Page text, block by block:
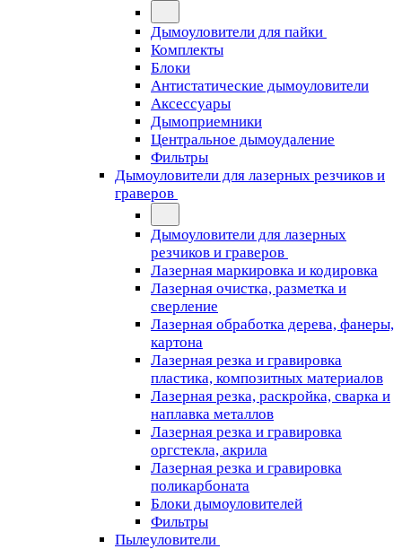
Дымоуловители для пайки
Комплекты
Блоки
Антистатические дымоуловители
Аксессуары
Дымоприемники
Центральное дымоудаление
Фильтры
Дымоуловители для лазерных резчиков и
граверов
Дымоуловители для лазерных
резчиков и граверов
Лазерная маркировка и кодировка
Лазерная очистка, разметка и
сверление
Лазерная обработка дерева, фанеры,
картона
Лазерная резка и гравировка
пластика, композитных материалов
Лазерная резка, раскройка, сварка и
наплавка металлов
Лазерная резка и гравировка
оргстекла, акрила
Лазерная резка и гравировка
поликарбоната
Блоки дымоуловителей
Фильтры
Пылеуловители